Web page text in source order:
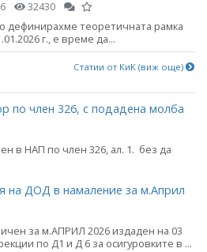
32430
дефинирахме теоретичната рамка
г., е време да...
Статии от КиК (виж още)
по член 326, с подадена молба
в НАП по член 326, ал. 1. без да
на ДОД в намаление за м.Април
за м.АПРИЛ 2026 издаден на 03
по Д1 и Д 6 за осигуровките в ...